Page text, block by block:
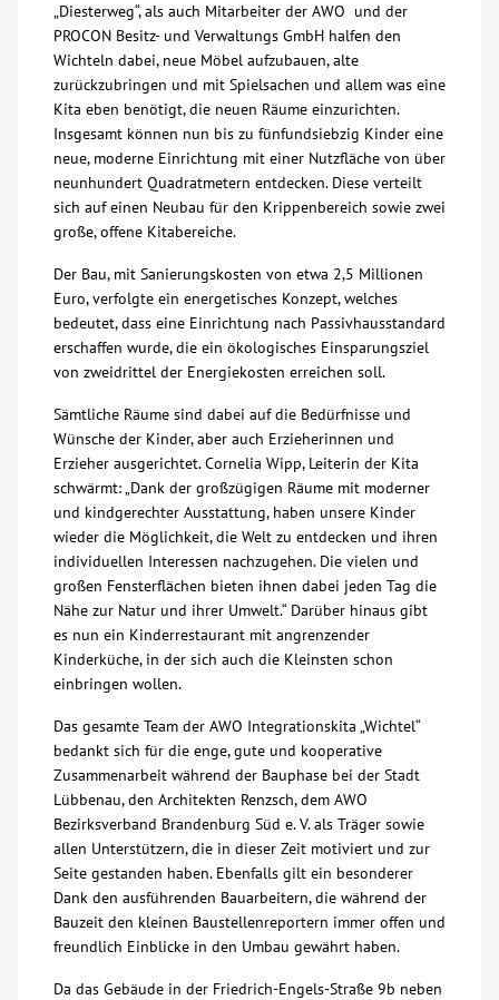
Glossar
Suche
Kontakt
AWO BB Süd
„Diesterweg“, als auch Mitarbeiter der AWO und der
PROCON Besitz- und Verwaltungs GmbH halfen den
Wichteln dabei, neue Möbel aufzubauen, alte
zurückzubringen und mit Spielsachen und allem was eine
Kita eben benötigt, die neuen Räume einzurichten.
Insgesamt können nun bis zu fünfundsiebzig Kinder eine
neue, moderne Einrichtung mit einer Nutzfläche von über
neunhundert Quadratmetern entdecken. Diese verteilt
sich auf einen Neubau für den Krippenbereich sowie zwei
große, offene Kitabereiche.
Der Bau, mit Sanierungskosten von etwa 2,5 Millionen
Euro, verfolgte ein energetisches Konzept, welches
bedeutet, dass eine Einrichtung nach Passivhausstandard
erschaffen wurde, die ein ökologisches Einsparungsziel
von zweidrittel der Energiekosten erreichen soll.
Sämtliche Räume sind dabei auf die Bedürfnisse und
Wünsche der Kinder, aber auch Erzieherinnen und
Erzieher ausgerichtet. Cornelia Wipp, Leiterin der Kita
schwärmt: „Dank der großzügigen Räume mit moderner
und kindgerechter Ausstattung, haben unsere Kinder
wieder die Möglichkeit, die Welt zu entdecken und ihren
individuellen Interessen nachzugehen. Die vielen und
großen Fensterflächen bieten ihnen dabei jeden Tag die
Nähe zur Natur und ihrer Umwelt.“ Darüber hinaus gibt
es nun ein Kinderrestaurant mit angrenzender
Kinderküche, in der sich auch die Kleinsten schon
einbringen wollen.
Das gesamte Team der AWO Integrationskita „Wichtel“
bedankt sich für die enge, gute und kooperative
Zusammenarbeit während der Bauphase bei der Stadt
Lübbenau, den Architekten Renzsch, dem AWO
Bezirksverband Brandenburg Süd e. V. als Träger sowie
allen Unterstützern, die in dieser Zeit motiviert und zur
Seite gestanden haben. Ebenfalls gilt ein besonderer
Dank den ausführenden Bauarbeitern, die während der
Bauzeit den kleinen Baustellenreportern immer offen und
freundlich Einblicke in den Umbau gewährt haben.
Da das Gebäude in der Friedrich-Engels-Straße 9b neben